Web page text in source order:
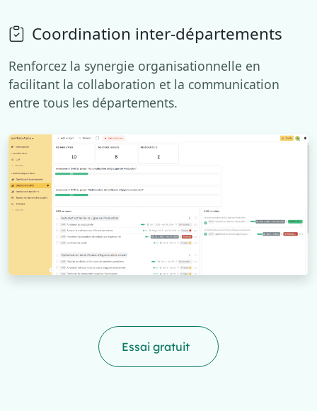
Coordination inter-départements
Renforcez la synergie organisationnelle en
facilitant la collaboration et la communication
entre tous les départements.
Essai gratuit